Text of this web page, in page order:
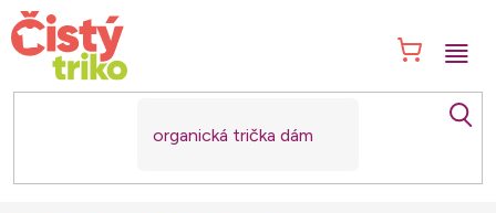
Přejít
na
obsah